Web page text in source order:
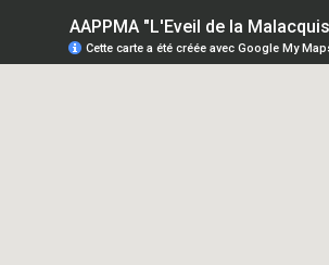
AAPPMA "L'Eveil de la
Cette carte a été créée avec Google My